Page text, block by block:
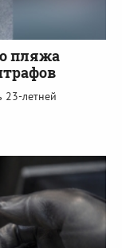
пляжа
23-летней